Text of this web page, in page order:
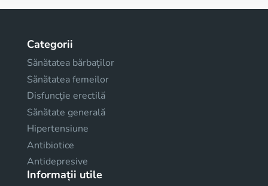
Categorii
Sănătatea bărbaților
Sănătatea femeilor
Disfuncţie erectilă
Sănătate generală
Hipertensiune
Antibiotice
Antidepresive
Informații utile